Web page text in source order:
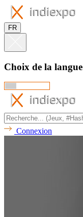
FR
Choix de la langue
Connexion